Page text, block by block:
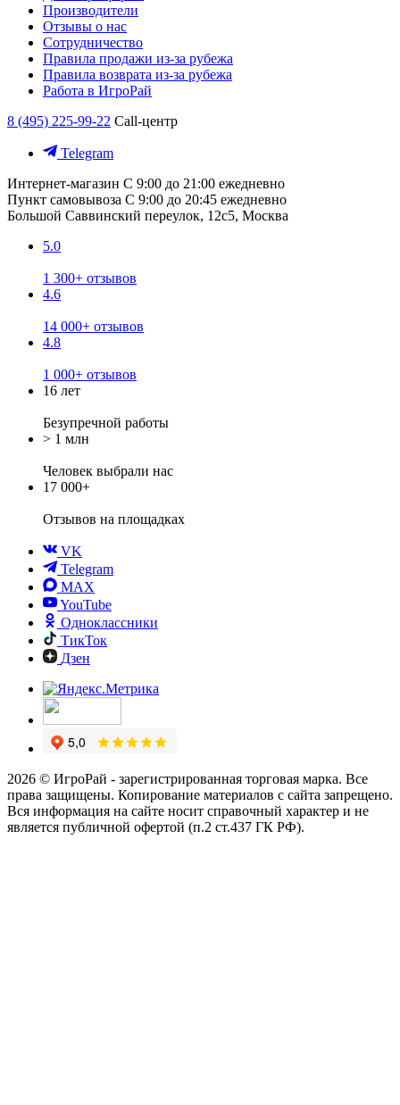
Производители
Отзывы о нас
Сотрудничество
Правила продажи из-за рубежа
Правила возврата из-за рубежа
Работа в ИгроРай
8 (495) 225-99-22 Call-центр
Telegram
Интернет-магазин С 9:00 до 21:00 ежедневно
Пункт самовывоза С 9:00 до 20:45 ежедневно
Большой Саввинский переулок, 12с5, Москва
5.0
1 300+ отзывов
4.6
14 000+ отзывов
4.8
1 000+ отзывов
16 лет
Безупречной работы
> 1 млн
Человек выбрали нас
17 000+
Отзывов на площадках
VK
Telegram
MAX
YouTube
Одноклассники
ТикТок
Дзен
2026 © ИгроРай - зарегистрированная торговая марка. Все
права защищены. Копирование материалов с сайта запрещено.
Вся информация на сайте носит справочный характер и не
является публичной офертой (п.2 ст.437 ГК РФ).